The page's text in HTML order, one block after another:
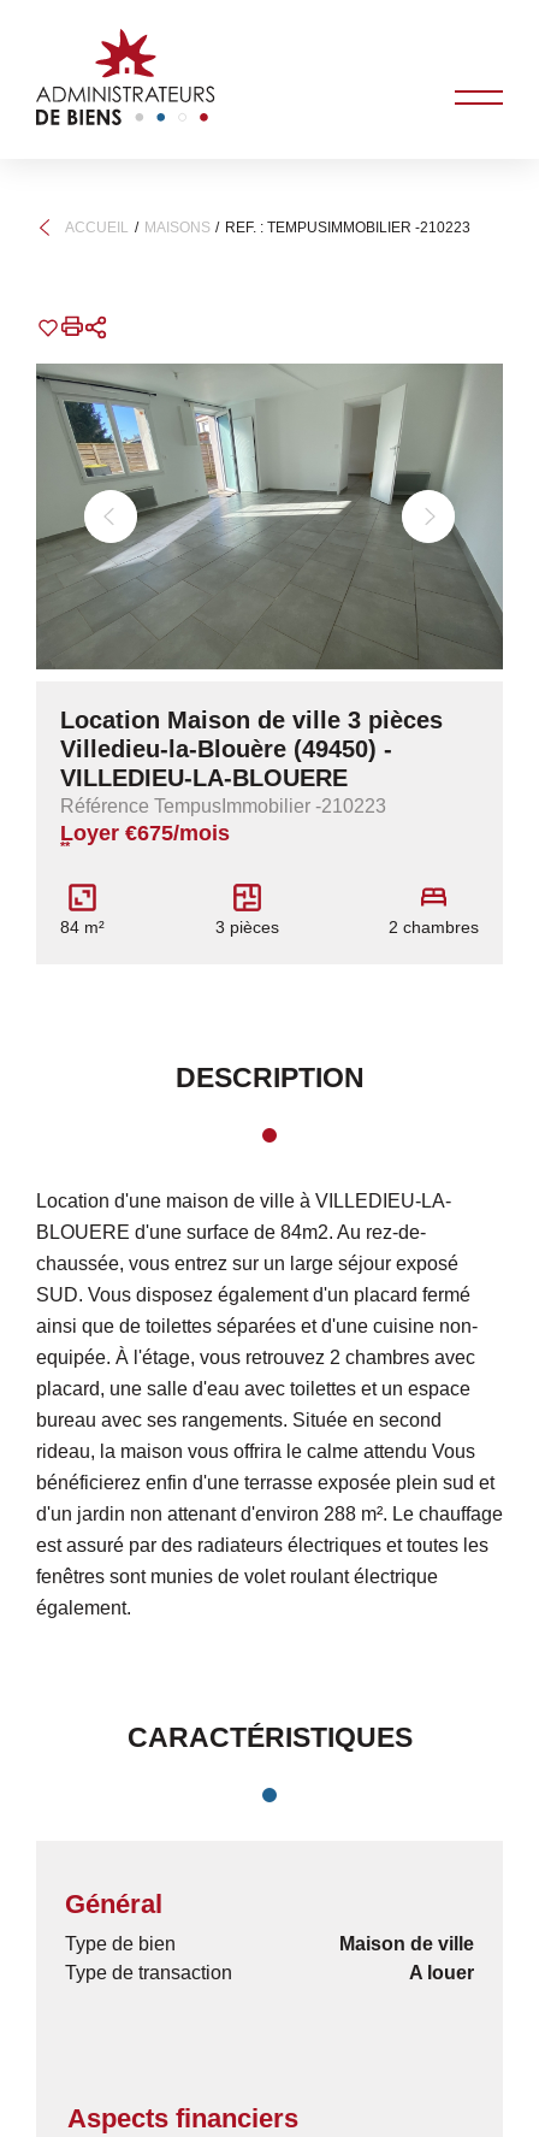
ACCUEIL MAISONS REF. : TEMPUSIMMOBILIER -210223
Location Maison de ville 3 pièces
Villedieu-la-Blouère (49450) -
VILLEDIEU-LA-BLOUERE
Référence TempusImmobilier -210223
Loyer €675/mois
**
84 m² 3 pièces 2 chambres
DESCRIPTION
Location d'une maison de ville à VILLEDIEU-LA-
BLOUERE d'une surface de 84m2. Au rez-de-
chaussée, vous entrez sur un large séjour exposé
SUD. Vous disposez également d'un placard fermé
ainsi que de toilettes séparées et d'une cuisine non-
equipée. À l'étage, vous retrouvez 2 chambres avec
placard, une salle d'eau avec toilettes et un espace
bureau avec ses rangements. Située en second
rideau, la maison vous offrira le calme attendu Vous
bénéficierez enfin d'une terrasse exposée plein sud et
d'un jardin non attenant d'environ 288 m². Le chauffage
est assuré par des radiateurs électriques et toutes les
fenêtres sont munies de volet roulant électrique
également.
CARACTÉRISTIQUES
Général
Type de bien
Maison de ville
Type de transaction
A louer
Aspects financiers